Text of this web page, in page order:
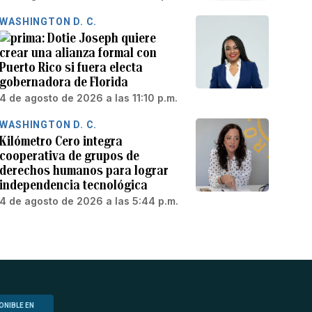
WASHINGTON D. C.
Dotie Joseph quiere
crear una alianza formal con
Puerto Rico si fuera electa
gobernadora de Florida
4 de agosto de 2026 a las 11:10 p.m.
WASHINGTON D. C.
Kilómetro Cero integra
cooperativa de grupos de
derechos humanos para lograr
independencia tecnológica
4 de agosto de 2026 a las 5:44 p.m.
EN